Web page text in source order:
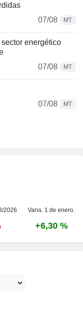
07/08
MT
energético
07/08
MT
07/08
MT
2026 Varia. 1 de enero.
+6,30 %